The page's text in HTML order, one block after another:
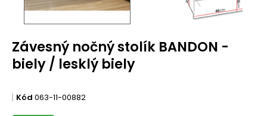
Závesný nočný stolík BANDON -
biely / lesklý biely
Kód 063-11-00882